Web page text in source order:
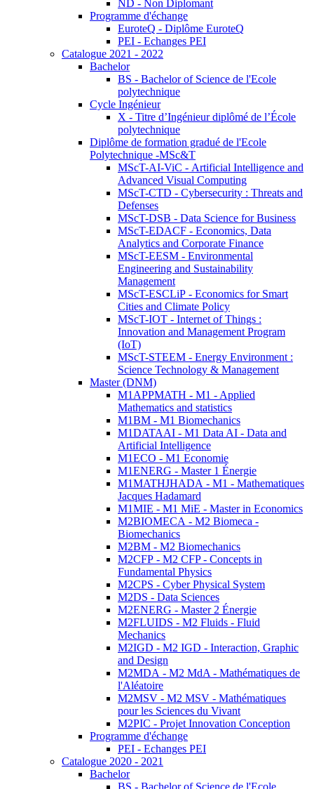
ND - Non Diplomant
Programme d'échange
EuroteQ - Diplôme EuroteQ
PEI - Echanges PEI
Catalogue 2021 - 2022
Bachelor
BS - Bachelor of Science de l'Ecole
polytechnique
Cycle Ingénieur
X - Titre d’Ingénieur diplômé de l’École
polytechnique
Diplôme de formation gradué de l'Ecole
Polytechnique -MSc&T
MScT-AI-ViC - Artificial Intelligence and
Advanced Visual Computing
MScT-CTD - Cybersecurity : Threats and
Defenses
MScT-DSB - Data Science for Business
MScT-EDACF - Economics, Data
Analytics and Corporate Finance
MScT-EESM - Environmental
Engineering and Sustainability
Management
MScT-ESCLiP - Economics for Smart
Cities and Climate Policy
MScT-IOT - Internet of Things :
Innovation and Management Program
(IoT)
MScT-STEEM - Energy Environment :
Science Technology & Management
Master (DNM)
M1APPMATH - M1 - Applied
Mathematics and statistics
M1BM - M1 Biomechanics
M1DATAAI - M1 Data AI - Data and
Artificial Intelligence
M1ECO - M1 Economie
M1ENERG - Master 1 Énergie
M1MATHJHADA - M1 - Mathematiques
Jacques Hadamard
M1MIE - M1 MiE - Master in Economics
M2BIOMECA - M2 Biomeca -
Biomechanics
M2BM - M2 Biomechanics
M2CFP - M2 CFP - Concepts in
Fundamental Physics
M2CPS - Cyber Physical System
M2DS - Data Sciences
M2ENERG - Master 2 Énergie
M2FLUIDS - M2 Fluids - Fluid
Mechanics
M2IGD - M2 IGD - Interaction, Graphic
and Design
M2MDA - M2 MdA - Mathématiques de
l'Aléatoire
M2MSV - M2 MSV - Mathématiques
pour les Sciences du Vivant
M2PIC - Projet Innovation Conception
Programme d'échange
PEI - Echanges PEI
Catalogue 2020 - 2021
Bachelor
BS - Bachelor of Science de l'Ecole